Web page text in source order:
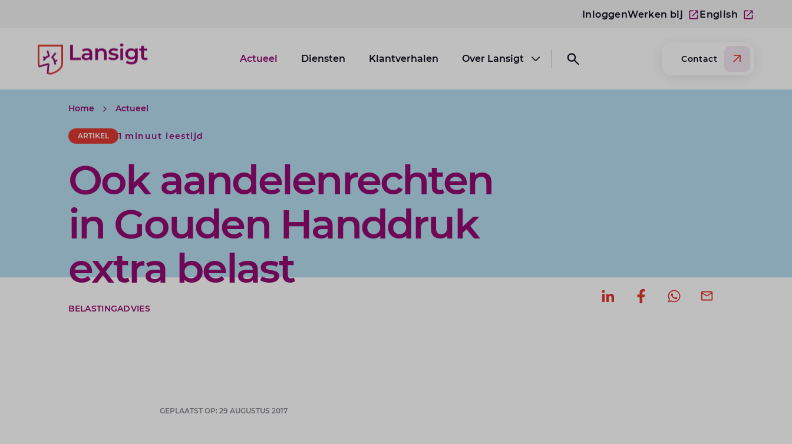
InloggenWerken bij English
Lansigt Accountants logo
Actueel Diensten Klantverhalen Over Lansigt
Open submenu Over Lansigt
Open search website
Contact
Home Actueel
ARTIKEL 1 minuut leestijd
Ook aandelenrechten
in Gouden Handdruk
extra belast
BELASTINGADVIES
GEPLAATST OP: 29 AUGUSTUS 2017